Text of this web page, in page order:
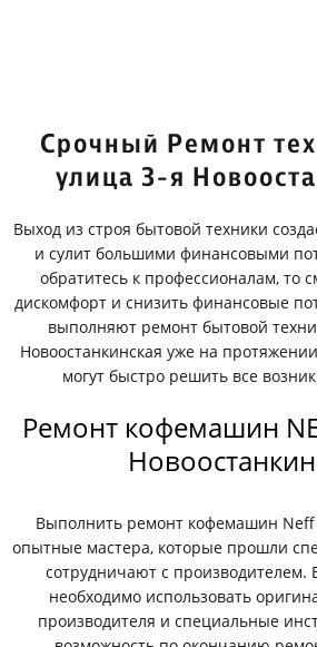
Срочный Ремонт
улица 3-я
Выход из строя бытовой техники
и сулит большими финансовыми
обратитесь к профессионалам, то
дискомфорт и снизить финансовые
выполняют ремонт бытовой
Новоостанкинская уже на
могут быстро решить все
Ремонт кофемашин
Выполнить ремонт кофемашин Neff
опытные мастера, которые прошли
сотрудничают с производителем.
необходимо использовать
производителя и специальные